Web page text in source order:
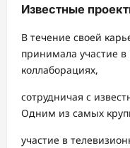
Известные
В течение своей
принимала участие
коллаборациях,
сотрудничая с
Одним из самых
участие в